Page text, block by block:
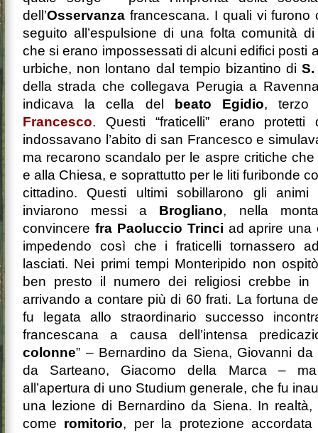
dell’Osservanza francescana. I quali vi
seguito all’espulsione di una folta comunità
che si erano impossessati di alcuni edifici posti
urbiche, non lontano dal tempio bizantino di
della strada che collegava Perugia a
indicava la cella del
beato Egidio, terzo
Francesco. Questi “fraticelli” erano protetti
indossavano l’abito di san Francesco e
ma recarono scandalo per le aspre critiche
e alla Chiesa, e soprattutto per le liti furibonde
cittadino. Questi ultimi sobillarono gli
inviarono messi a Brogliano, nella
convincere fra Paoluccio Trinci ad aprire una
impedendo così che i fraticelli tornassero
lasciati. Nei primi tempi Monteripido non
ben presto il numero dei religiosi crebbe in
arrivando a contare più di 60 frati. La fortuna
fu legata allo straordinario successo
francescana a causa dell’intensa
colonne” – Bernardino da Siena, Giovanni da
da Sarteano, Giacomo della Marca – ma
all’apertura di uno Studium generale, che fu
una lezione di Bernardino da Siena. In realtà,
come romitorio, per la protezione